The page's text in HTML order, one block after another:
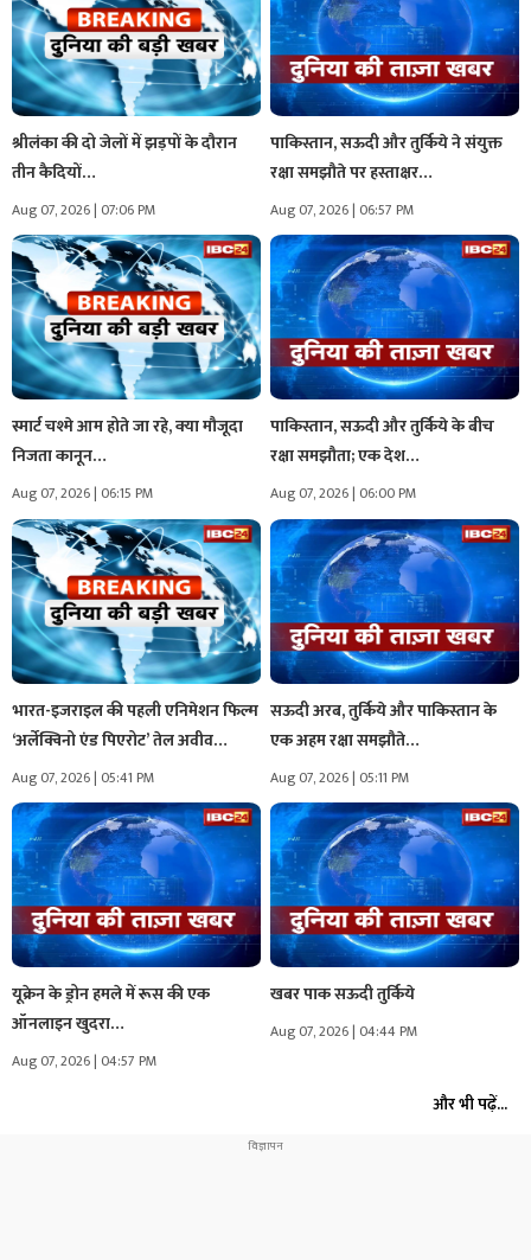
श्रीलंका की दो जेलों में झड़पों के दौरान
तीन कैदियों…
Aug 07, 2026 | 07:06 PM
पाकिस्तान, सऊदी और तुर्किये ने संयुक्त
रक्षा समझौते पर हस्ताक्षर…
Aug 07, 2026 | 06:57 PM
स्मार्ट चश्मे आम होते जा रहे, क्या मौजूदा
निजता कानून…
Aug 07, 2026 | 06:15 PM
पाकिस्तान, सऊदी और तुर्किये के बीच
रक्षा समझौता; एक देश…
Aug 07, 2026 | 06:00 PM
भारत-इजराइल की पहली एनिमेशन फिल्म
‘अर्लेक्विनो एंड पिएरोट’ तेल अवीव…
Aug 07, 2026 | 05:41 PM
सऊदी अरब, तुर्किये और पाकिस्तान के
एक अहम रक्षा समझौते…
Aug 07, 2026 | 05:11 PM
यूक्रेन के ड्रोन हमले में रूस की एक
ऑनलाइन खुदरा…
Aug 07, 2026 | 04:57 PM
खबर पाक सऊदी तुर्किये
Aug 07, 2026 | 04:44 PM
और भी पढ़ें...